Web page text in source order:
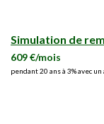
Simulation de
609 €/mois
pendant 20 ans à 3% avec